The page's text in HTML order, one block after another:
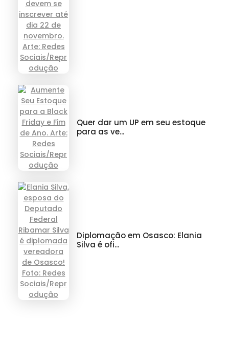
Quer dar um UP em seu estoque
para as ve...
Diplomação em Osasco: Elania
Silva é ofi...